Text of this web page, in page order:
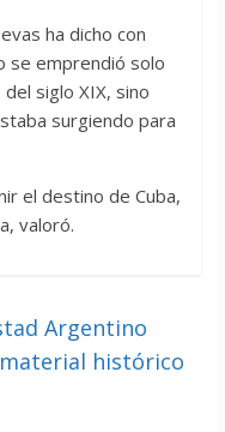
ha dicho con
se emprendió solo
siglo XIX, sino
surgiendo para
el destino de Cuba,
valoró.
Argentino
histórico